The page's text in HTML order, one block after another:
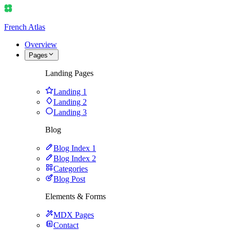
French Atlas
Overview
Pages
Landing Pages
Landing 1
Landing 2
Landing 3
Blog
Blog Index 1
Blog Index 2
Categories
Blog Post
Elements & Forms
MDX Pages
Contact